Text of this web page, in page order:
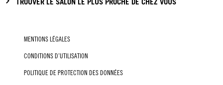
MENTIONS LÉGALES
CONDITIONS D’UTILISATION
POLITIQUE DE PROTECTION DES DONNÉES